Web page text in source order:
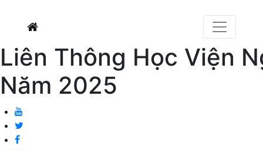
Liên Thông Học Viện
Năm 2025